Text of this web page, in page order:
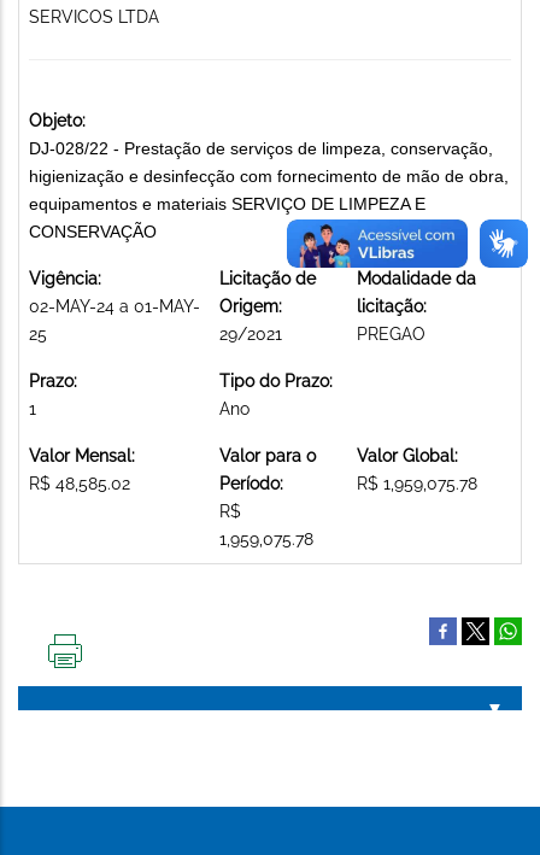
SERVICOS LTDA
Objeto:
DJ-028/22 - Prestação de serviços de limpeza, conservação,
higienização e desinfecção com fornecimento de mão de obra,
equipamentos e materiais SERVIÇO DE LIMPEZA E
CONSERVAÇÃO
Vigência:
02-MAY-24 a 01-MAY-
25
Licitação de
Origem:
29/2021
Modalidade da
licitação:
PREGAO
Prazo:
1
Tipo do Prazo:
Ano
Valor Mensal:
R$ 48,585.02
Valor para o
Período:
R$
1,959,075.78
Valor Global:
R$ 1,959,075.78
PÁGINA